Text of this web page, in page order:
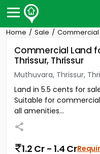
Post Your Property
Post Your Requirement
Properties for Sale
Properties for Rent
Premium Projects
Finance Center
Our Services
Home Sale Commercial
Commercial Land
Thrissur, Thrissur
Muthuvara, Thrissur,
Land in 5.5 cents for
Suitable for
all amenities...
1.2 Cr - 1.4 Cr